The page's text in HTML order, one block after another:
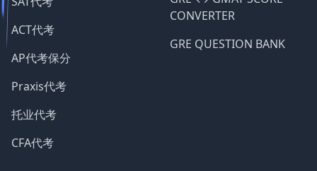
ACT代考
AP代考保分
Praxis代考
托业代考
CFA代考
CONVERTER
GRE QUESTION BANK